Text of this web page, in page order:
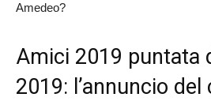
Amedeo?
Amici 2019 puntata
2019: l’annuncio del